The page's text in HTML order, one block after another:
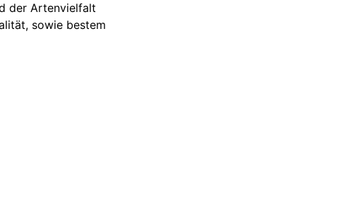
der Artenvielfalt
sowie bestem